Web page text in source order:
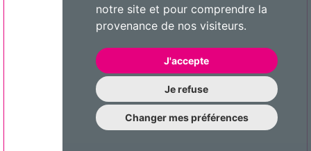
notre site et pour comprendre la
provenance de nos visiteurs.
J'accepte
Je refuse
Changer mes préférences